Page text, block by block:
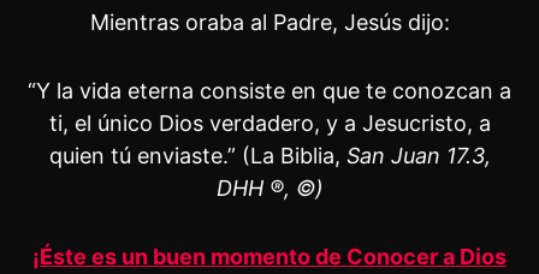
Mientras oraba al Padre, Jesús dijo:
“Y la vida eterna consiste en que te conozcan a
ti, el único Dios verdadero, y a Jesucristo, a
quien tú enviaste.” (La Biblia, San Juan 17.3,
DHH ®, ©)
¡Éste es un buen momento de Conocer a Dios